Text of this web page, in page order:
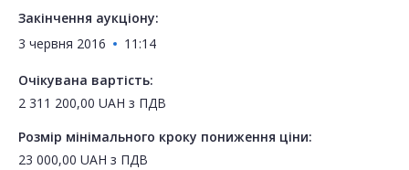
Закінчення аукціону:
3 червня 2016
11:14
Очікувана вартість:
2 311 200,00 UAH з ПДВ
Розмір мінімального кроку пониження ціни:
23 000,00 UAH з ПДВ